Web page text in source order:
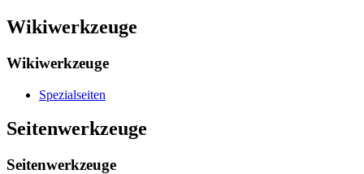
Wikiwerkzeuge
Wikiwerkzeuge
Spezialseiten
Seitenwerkzeuge
Seitenwerkzeuge